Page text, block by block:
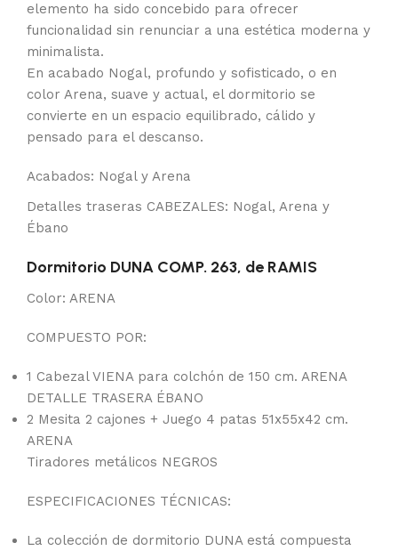
elemento ha sido concebido para ofrecer
funcionalidad sin renunciar a una estética moderna y
minimalista.
En acabado Nogal, profundo y sofisticado, o en
color Arena, suave y actual, el dormitorio se
convierte en un espacio equilibrado, cálido y
pensado para el descanso.
Acabados: Nogal y Arena
Detalles traseras CABEZALES: Nogal, Arena y
Ébano
Dormitorio DUNA COMP. 263, de RAMIS
Color: ARENA
COMPUESTO POR:
1 Cabezal VIENA para colchón de 150 cm. ARENA
DETALLE TRASERA ÉBANO
2 Mesita 2 cajones + Juego 4 patas 51x55x42 cm.
ARENA
Tiradores metálicos NEGROS
ESPECIFICACIONES TÉCNICAS:
La colección de dormitorio DUNA está compuesta